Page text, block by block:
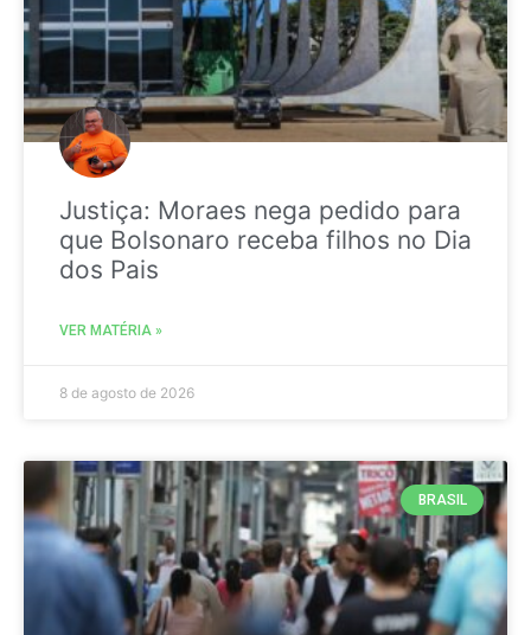
Justiça: Moraes nega pedido para
que Bolsonaro receba filhos no Dia
dos Pais
VER MATÉRIA »
8 de agosto de 2026
BRASIL